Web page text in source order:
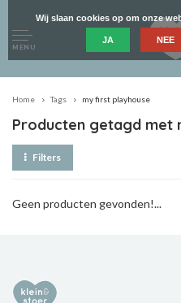
MENU
Home Tags my first playhouse
Producten getagd met
Filters
Geen producten gevonden!...
Wij slaan cookies op om onze
JA NEE